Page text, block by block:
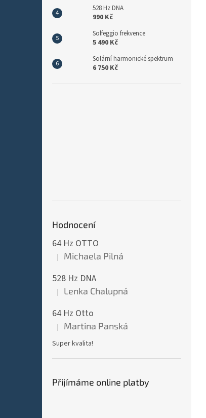
528 Hz DNA
990 Kč
Solfeggio frekvence
5 490 Kč
Solární harmonické spektrum
6 750 Kč
Hodnocení
64 Hz OTTO
Hodnocení produktu je 5 z 5 hvězdiček.
| Michaela Pilná
528 Hz DNA
Hodnocení produktu je 5 z 5 hvězdiček.
| Lenka Chalupná
64 Hz Otto
Hodnocení produktu je 5 z 5 hvězdiček.
| Martina Panská
Super kvalita!
Přijímáme online platby